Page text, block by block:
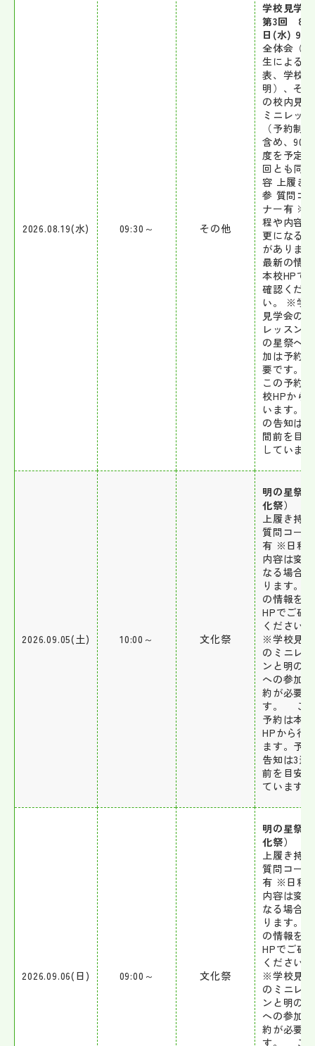
2026.08.19(水) 09:30～ その他
学校見学
第3回 8月
日(水)
全体会（
生による発
表、学校説
明）、そ
の校内見
ミニレッ
（予約制
含め、90
度を予定
回とも同
容 上履き
参 質問コ
ナー有 ※
程や内容
更になる
がありま
最新の情
本校HPで
確認くださ
い。 ※学
見学会の
レッスン
の星祭へ
加は予約
要です
この予約
校HPから
います。
の告知は3
間前を目
していま
2026.09.05(土) 10:00～ 文化祭
明の星祭
化祭）
上履き持参
質問コー
有 ※日程
内容は変
なる場合
ります。
の情報を
HPでご確
ください。
※学校見
のミニレ
ンと明の
への参加
約が必要で
す。 こ
予約は本校
HPから行
ます。予
告知は3週
前を目安
ています。
2026.09.06(日) 09:00～ 文化祭
明の星祭
化祭）
上履き持参
質問コー
有 ※日程
内容は変
なる場合
ります。
の情報を
HPでご確
ください。
※学校見
のミニレ
ンと明の
への参加
約が必要で
す。 こ